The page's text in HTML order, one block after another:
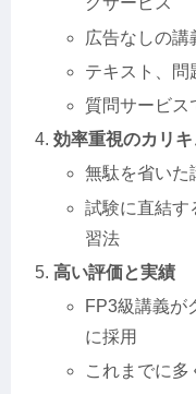
広告なしの講
テキスト、問
質問サービス
効率重視のカリキ
無駄を省いた
試験に直結す
習法
高い評価と実績
FP3級講義が
に採用
これまでに多